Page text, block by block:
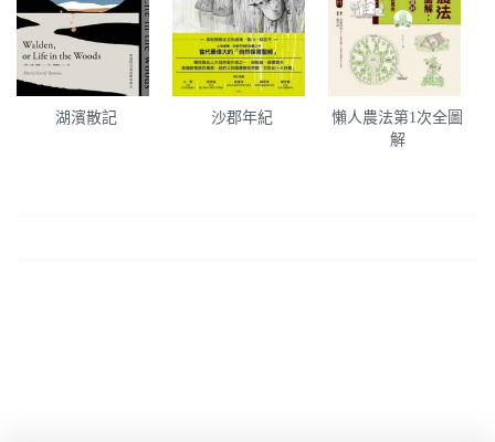
湖濱散記 沙郡年紀
懶人農法第1次全圖
解